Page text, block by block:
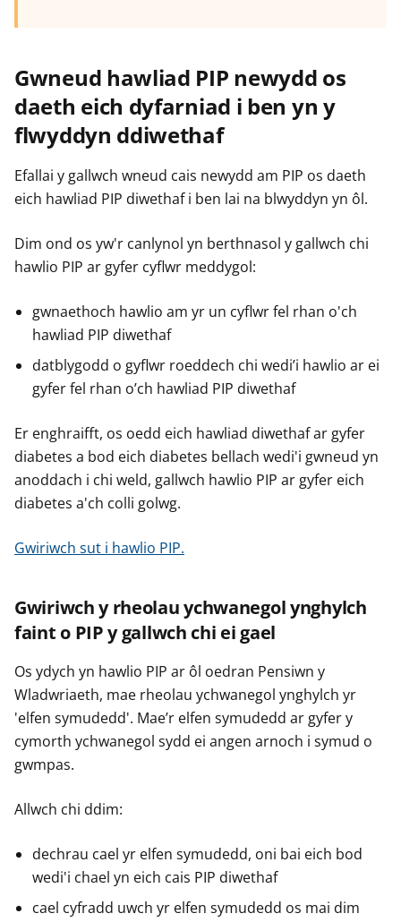
Gwneud hawliad PIP newydd os
daeth eich dyfarniad i ben yn y
flwyddyn ddiwethaf
Efallai y gallwch wneud cais newydd am PIP os daeth
eich hawliad PIP diwethaf i ben lai na blwyddyn yn ôl.
Dim ond os yw'r canlynol yn berthnasol y gallwch chi
hawlio PIP ar gyfer cyflwr meddygol:
gwnaethoch hawlio am yr un cyflwr fel rhan o'ch
hawliad PIP diwethaf
datblygodd o gyflwr roeddech chi wedi’i hawlio ar ei
gyfer fel rhan o’ch hawliad PIP diwethaf
Er enghraifft, os oedd eich hawliad diwethaf ar gyfer
diabetes a bod eich diabetes bellach wedi'i gwneud yn
anoddach i chi weld, gallwch hawlio PIP ar gyfer eich
diabetes a'ch colli golwg.
Gwiriwch sut i hawlio PIP.
Gwiriwch y rheolau ychwanegol ynghylch
faint o PIP y gallwch chi ei gael
Os ydych yn hawlio PIP ar ôl oedran Pensiwn y
Wladwriaeth, mae rheolau ychwanegol ynghylch yr
'elfen symudedd'. Mae’r elfen symudedd ar gyfer y
cymorth ychwanegol sydd ei angen arnoch i symud o
gwmpas.
Allwch chi ddim:
dechrau cael yr elfen symudedd, oni bai eich bod
wedi'i chael yn eich cais PIP diwethaf
cael cyfradd uwch yr elfen symudedd os mai dim